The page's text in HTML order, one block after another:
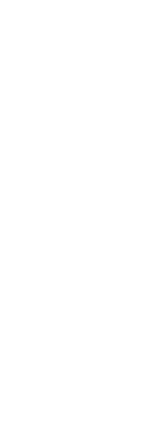
Como
produtos